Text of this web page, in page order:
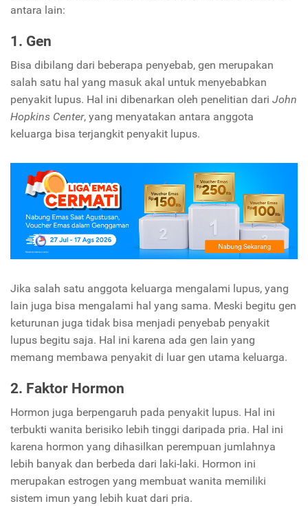
antara lain:
1. Gen
Bisa dibilang dari beberapa penyebab, gen merupakan
salah satu hal yang masuk akal untuk menyebabkan
penyakit lupus. Hal ini dibenarkan oleh penelitian dari John
Hopkins Center, yang menyatakan antara anggota
keluarga bisa terjangkit penyakit lupus.
Jika salah satu anggota keluarga mengalami lupus, yang
lain juga bisa mengalami hal yang sama. Meski begitu gen
keturunan juga tidak bisa menjadi penyebab penyakit
lupus begitu saja. Hal ini karena ada gen lain yang
memang membawa penyakit di luar gen utama keluarga.
2. Faktor Hormon
Hormon juga berpengaruh pada penyakit lupus. Hal ini
terbukti wanita berisiko lebih tinggi daripada pria. Hal ini
karena hormon yang dihasilkan perempuan jumlahnya
lebih banyak dan berbeda dari laki-laki. Hormon ini
merupakan estrogen yang membuat wanita memiliki
sistem imun yang lebih kuat dari pria.